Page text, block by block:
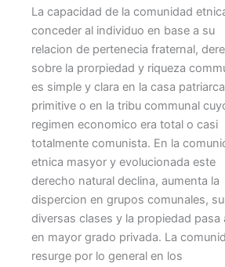
La capacidad de la comunidad
conceder al individuo en base a su
relacion de pertenecia fraternal,
sobre la prorpiedad y riqueza
es simple y clara en la casa
primitive o en la tribu communal
regimen economico era total o casi
totalmente comunista. En la
etnica masyor y evolucionada este
derecho natural declina, aumenta la
dispercion en grupos comunales,
diversas clases y la propiedad pasa
en mayor grado privada. La
resurge por lo general en los